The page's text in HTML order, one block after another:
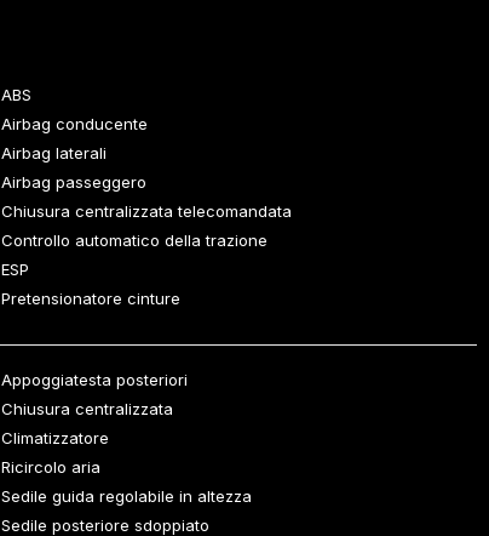
ABS
Airbag conducente
Airbag laterali
Airbag passeggero
Chiusura centralizzata telecomandata
Controllo automatico della trazione
ESP
Pretensionatore cinture
Appoggiatesta posteriori
Chiusura centralizzata
Climatizzatore
Ricircolo aria
Sedile guida regolabile in altezza
Sedile posteriore sdoppiato